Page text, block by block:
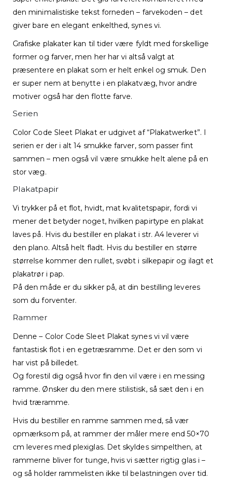
den minimalistiske tekst forneden – farvekoden – det
giver bare en elegant enkelthed, synes vi.
Grafiske plakater kan til tider være fyldt med forskellige
former og farver, men her har vi altså valgt at
præsentere en plakat som er helt enkel og smuk. Den
er super nem at benytte i en plakatvæg, hvor andre
motiver også har den flotte farve.
Serien
Color Code Sleet Plakat er udgivet af “Plakatwerket”. I
serien er der i alt 14 smukke farver, som passer fint
sammen – men også vil være smukke helt alene på en
stor væg.
Plakatpapir
Vi trykker på et flot, hvidt, mat kvalitetspapir, fordi vi
mener det betyder noget, hvilken papirtype en plakat
laves på. Hvis du bestiller en plakat i str. A4 leverer vi
den plano. Altså helt fladt. Hvis du bestiller en større
størrelse kommer den rullet, svøbt i silkepapir og ilagt et
plakatrør i pap.
På den måde er du sikker på, at din bestilling leveres
som du forventer.
Rammer
Denne – Color Code Sleet Plakat synes vi vil være
fantastisk flot i en egetræsramme. Det er den som vi
har vist på billedet.
Og forestil dig også hvor fin den vil være i en messing
ramme. Ønsker du den mere stilistisk, så sæt den i en
hvid træramme.
Hvis du bestiller en ramme sammen med, så vær
opmærksom på, at rammer der måler mere end 50×70
cm leveres med plexiglas. Det skyldes simpelthen, at
rammerne bliver for tunge, hvis vi sætter rigtig glas i –
og så holder rammelisten ikke til belastningen over tid.